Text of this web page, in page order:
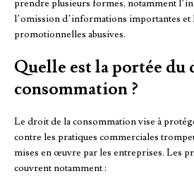
prendre plusieurs formes, notamment
l’omission d’informations importantes
promotionnelles abusives.
Quelle est la portée du
consommation ?
Le droit de la consommation vise à
contre les pratiques commerciales
mises en œuvre par les entreprises. Les
couvrent notamment :